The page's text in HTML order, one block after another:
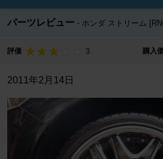
パーツレビュー ホンダ ストリーム
評価 3 購入
2011年2月14日